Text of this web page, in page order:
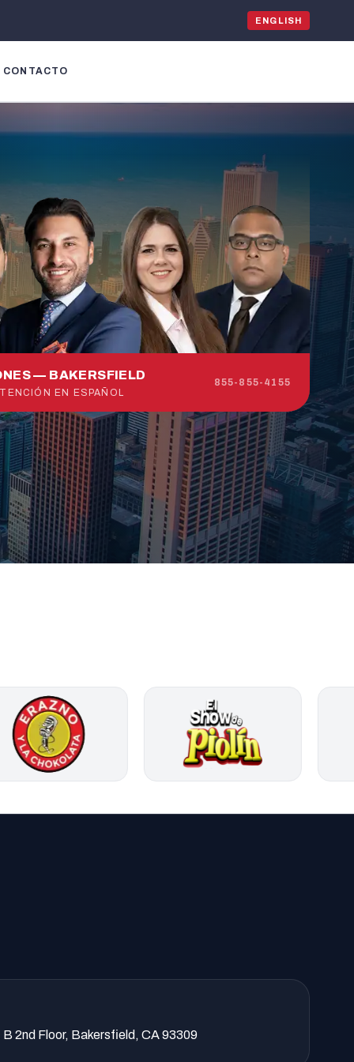
ENGLISH
CONTACTO
— BAKERSFIELD
EN ESPAÑOL
855-855-4155
2nd Floor, Bakersfield, CA 93309